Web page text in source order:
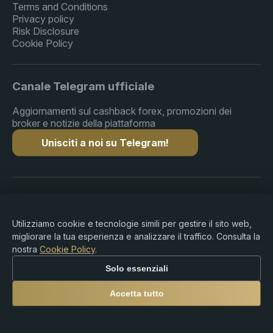
Terms and Conditions
Privacy policy
Risk Disclosure
Cookie Policy
Canale Telegram ufficiale
Aggiornamenti sul cashback forex, promozioni dei
broker e notizie della piattaforma
Unisciti a noi su Telegram!
Avvertenza sui Rischi: Il trading su Forex, CFD,
criptovalute e prodotti con leva comporta un rischio
significativo di perdita e potrebbe non essere adatto a
tutti gli investitori. Premium Rebate Group è una
Utilizziamo cookie e tecnologie simili per gestire il sito web,
migliorare la tua esperienza e analizzare il traffico. Consulta la
nostra Cookie Policy.
Solo essenziali
Accetta tutto